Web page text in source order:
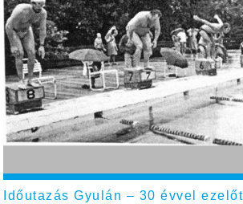
Időutazás Gyulán – 30 évvel